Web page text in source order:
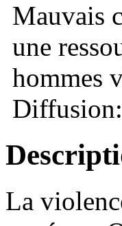
Mauvais
une
hommes
La